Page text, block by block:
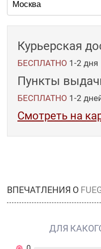
Курьерская
БЕСПЛАТНО 1-2 дня
Пункты
БЕСПЛАТНО 1-2
Смотреть на
ВПЕЧАТЛЕНИЯ О
ДЛЯ